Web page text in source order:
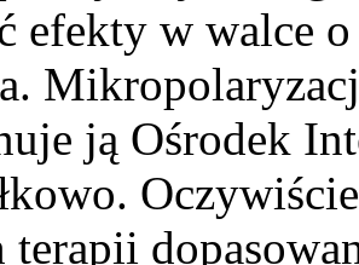
efekty w walce
ją Ośrodek
terapii